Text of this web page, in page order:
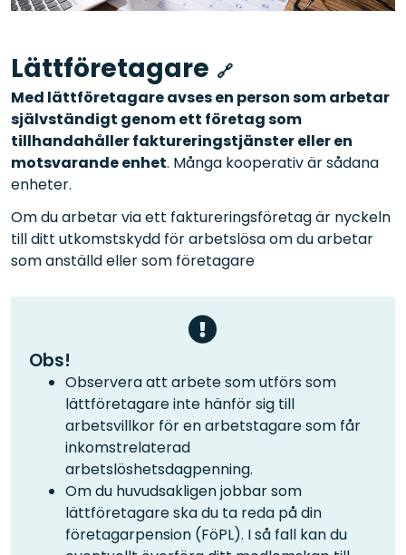
Lättföretagare
Med lättföretagare avses en person som arbetar
självständigt genom ett företag som
tillhandahåller faktureringstjänster eller en
motsvarande enhet. Många kooperativ är sådana
enheter.
Om du arbetar via ett faktureringsföretag är nyckeln
till ditt utkomstskydd för arbetslösa om du arbetar
som anställd eller som företagare
Obs!
Observera att arbete som utförs som
lättföretagare inte hänför sig till
arbetsvillkor för en arbetstagare som får
inkomstrelaterad
arbetslöshetsdagpenning.
Om du huvudsakligen jobbar som
lättföretagare ska du ta reda på din
företagarpension (FöPL). I så fall kan du